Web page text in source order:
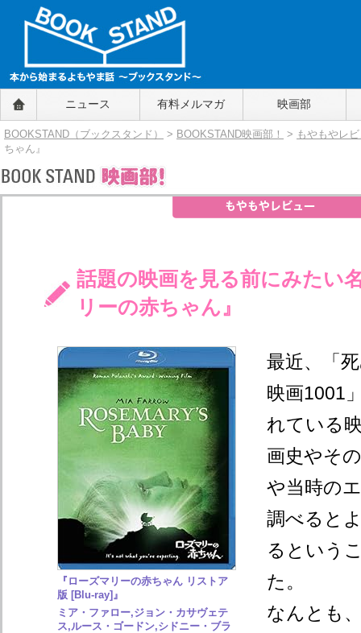
BOOKSTAND（ブックスタンド）
～本から始まるよもやま話～
BOOKSTAND（ブ
ックスタンド）
ニュース 有料メルマガ 映画部
BOOKSTAND（ブックスタンド） > BOOKSTAND映画部！ > もやもやレ
ちゃん』
話題の映画を見る前にみたい
リーの赤ちゃん』
『ローズマリーの赤ちゃん リストア
版 [Blu-ray]』
ミア・ファロー,ジョン・カサヴェテ
ス,ルース・ゴードン,シドニー・ブラ
最近、「
映画1001
れている
画史やそ
や当時の
調べると
るという
た。
なんとも